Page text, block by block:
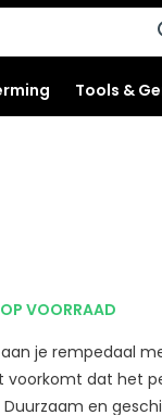
Tools &
OP VOORRAAD
je rempedaal
voorkomt dat het
en